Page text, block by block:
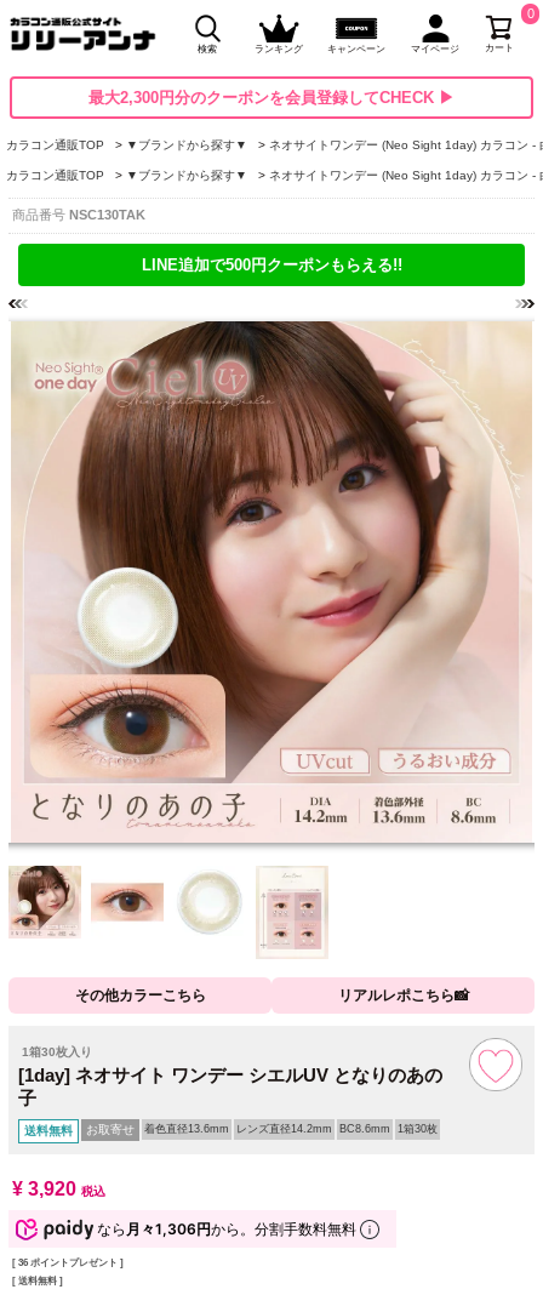
検索 ランキング キャンペーン マイページ カート
0
最大2,300円分のクーポンを会員登録してCHECK ▶
カラコン通販TOP ▼ブランドから探す▼ ネオサイトワンデー (Neo Sight 1day) カラコン -
カラコン通販TOP ▼ブランドから探す▼ ネオサイトワンデー (Neo Sight 1day) カラコン -
商品番号 NSC130TAK
LINE追加で500円クーポンもらえる!!
その他カラーこちら リアルレポこちら📸
1箱30枚入り
[1day] ネオサイト ワンデー シエルUV となりのあの
子
送料無料 お取寄せ 着色直径13.6mm レンズ直径14.2mm BC8.6mm 1箱30枚
¥ 3,920 税込
なら 月々1,306円から。分割手数料無料
[ 36 ポイントプレゼント ]
送料無料